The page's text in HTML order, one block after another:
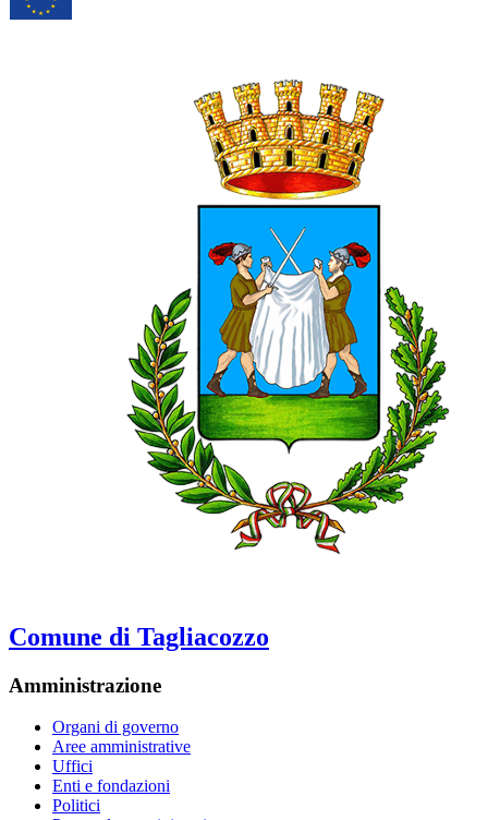
Comune di Tagliacozzo
Amministrazione
Organi di governo
Aree amministrative
Uffici
Enti e fondazioni
Politici